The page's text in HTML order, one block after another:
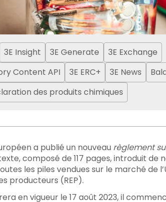
3E Insight 3E Generate
3E Exchange
Content API 3E ERC+ 3E News
des produits chimiques
a publié un nouveau règlement
composé de 117 pages, introduit de
les piles vendues sur le marché de
producteurs (REP).
en vigueur le 17 août 2023, il